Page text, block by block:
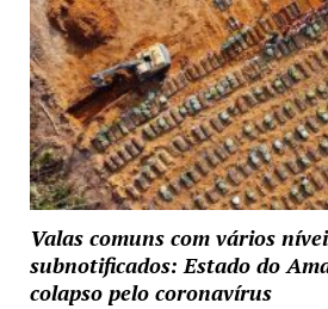
Valas comuns com vários
subnotificados: Estado do
colapso pelo coronavírus